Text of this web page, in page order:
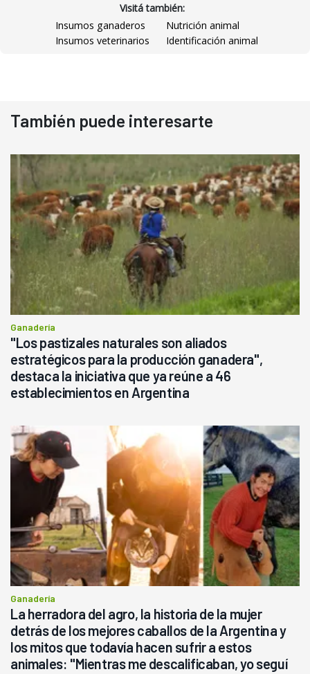
Visitá también:
Insumos ganaderos
Nutrición animal
Insumos veterinarios
Identificación animal
También puede interesarte
Ganadería
"Los pastizales naturales son aliados
estratégicos para la producción ganadera",
destaca la iniciativa que ya reúne a 46
establecimientos en Argentina
Ganadería
La herradora del agro, la historia de la mujer
detrás de los mejores caballos de la Argentina y
los mitos que todavía hacen sufrir a estos
animales: "Mientras me descalificaban, yo seguí